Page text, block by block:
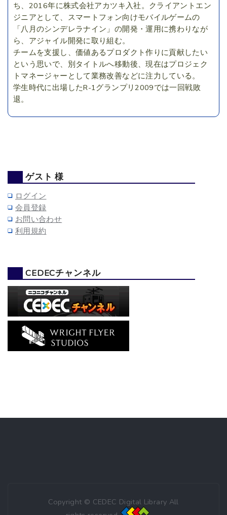
ち、2016年に株式会社アカツキ入社。クライアントエン
ジニアとして、スマートフォン向けモバイルゲームの
「八月のシンデレラナイン」の開発・運用に携わりなが
ら、アジャイル開発に取り組む。
チームを支援し、価値あるプロダクト作りに貢献したい
という思いで、別タイトルへ移動後、現在はプロジェク
トマネージャーとして業務改善などに注力している。
学生時代に出場したR-1グランプリ2009では一回戦敗
退。
ゲスト 様
ログイン
会員登録
お問い合わせ
利用規約
CEDECチャンネル
Copyright © CEDEC Digital Library All